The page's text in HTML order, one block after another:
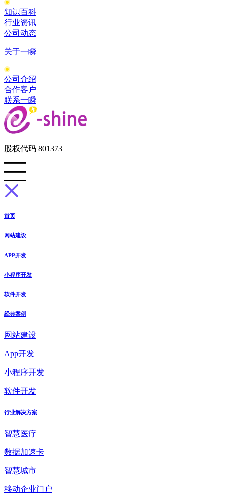
知识百科
行业资讯
公司动态
关于一瞬
公司介绍
合作客户
联系一瞬
股权代码 801373
首页
网站建设
APP开发
小程序开发
软件开发
经典案例
网站建设
App开发
小程序开发
软件开发
行业解决方案
智慧医疗
数据加速卡
智慧城市
移动企业门户